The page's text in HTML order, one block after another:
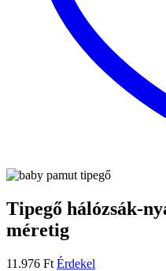
Tipegő hálózsák-
méretig
11.976 Ft Érdekel